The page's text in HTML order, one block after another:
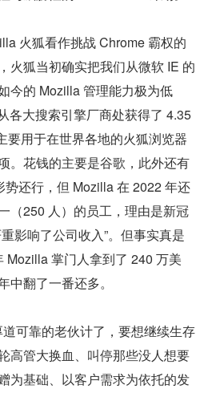
火狐看作挑战 Chrome 霸权的
火狐当初确实把我们从微软 IE 的
今的 Mozilla 管理能力极为低
各大搜索引擎厂商处获得了 4.35
要用于在世界各地的火狐浏览器
。花钱的主要是谷歌，此外还有
还行，但 Mozilla 在 2022 年还
（250 人）的员工，理由是新冠
影响了公司收入”。但事实真是
Mozilla 掌门人拿到了 240 万美
中翻了一番还多。
可靠的老伙计了，要想继续生存
高管大换血、叫停那些没人想要
为基础、以客户需求为依托的发